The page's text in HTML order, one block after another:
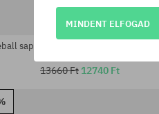
sapka 47 Brand MLB New York
13660 Ft 12740 Ft
MINDENT ELFOGAD